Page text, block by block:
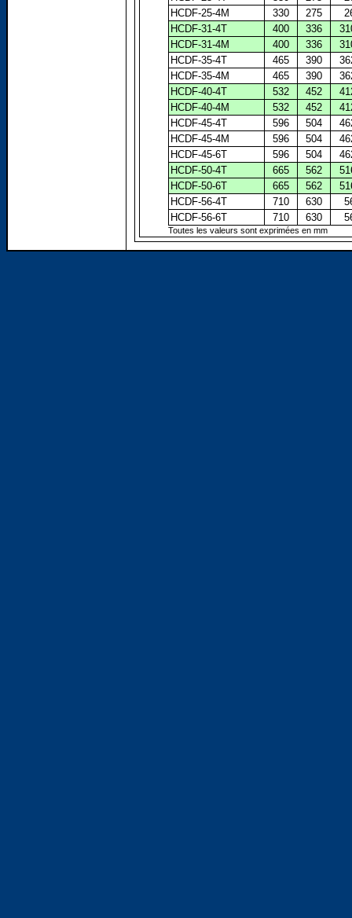
HCDF-25-4M
330 275
HCDF-31-4T
400 336
HCDF-31-4M
400 336
HCDF-35-4T
465 390
HCDF-35-4M
465 390
HCDF-40-4T
532 452
HCDF-40-4M
532 452
HCDF-45-4T
596 504
HCDF-45-4M
596 504
HCDF-45-6T
596 504
HCDF-50-4T
665 562
HCDF-50-6T
665 562
HCDF-56-4T
710 630
HCDF-56-6T
710 630
Toutes les valeurs sont exprimées en mm